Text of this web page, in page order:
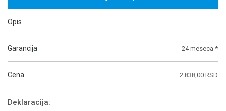
Opis
Garancija 24 meseca *
Cena 2.838,00 RSD
Deklaracija: